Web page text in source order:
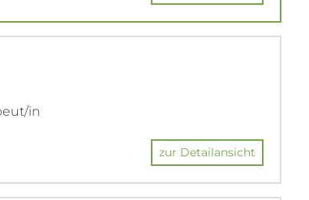
in
zur Detailansicht